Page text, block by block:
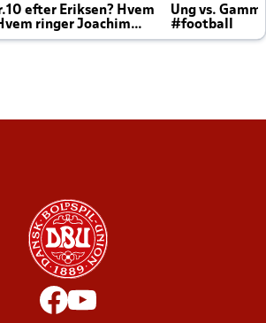
efter Eriksen? Hvem
ringer Joachim
Ung vs.
#football